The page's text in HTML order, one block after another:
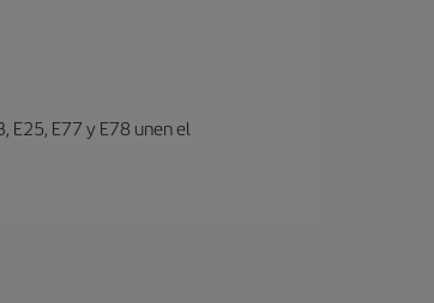
E25, E77 y E78 unen el